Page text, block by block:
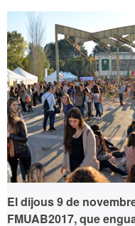
El dijous 9 de
FMUAB2017, que